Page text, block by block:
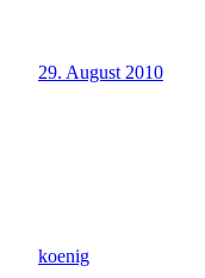
29. August 2010
koenig